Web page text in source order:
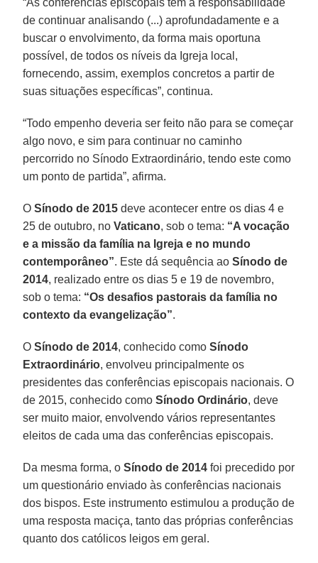
de continuar analisando (...) aprofundadamente e a
buscar o envolvimento, da forma mais oportuna
possível, de todos os níveis da Igreja local,
fornecendo, assim, exemplos concretos a partir de
suas situações específicas”, continua.
“Todo empenho deveria ser feito não para se começar
algo novo, e sim para continuar no caminho
percorrido no Sínodo Extraordinário, tendo este como
um ponto de partida”, afirma.
OSínodo de 2015 deve acontecer entre os dias 4 e
25 de outubro, noVaticano, sob o tema: “A vocação
e a missão da família na Igreja e no mundo
contemporâneo”. Este dá sequência aoSínodo de
2014, realizado entre os dias 5 e 19 de novembro,
sob o tema: “Os desafios pastorais da família no
contexto da evangelização”.
OSínodo de 2014, conhecido comoSínodo
Extraordinário, envolveu principalmente os
presidentes das conferências episcopais nacionais. O
de 2015, conhecido comoSínodo Ordinário, deve
ser muito maior, envolvendo vários representantes
eleitos de cada uma das conferências episcopais.
Da mesma forma, oSínodo de 2014 foi precedido por
um questionário enviado às conferências nacionais
dos bispos. Este instrumento estimulou a produção de
uma resposta maciça, tanto das próprias conferências
quanto dos católicos leigos em geral.